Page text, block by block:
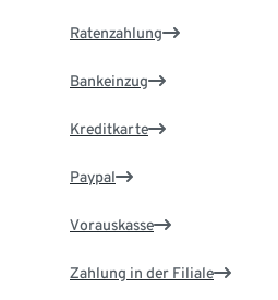
Ratenzahlung
Bankeinzug
Kreditkarte
Paypal
Vorauskasse
Zahlung in der Filiale